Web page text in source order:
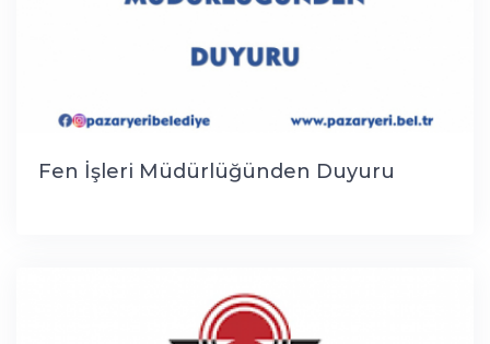
Fen İşleri Müdürlüğünden Duyuru